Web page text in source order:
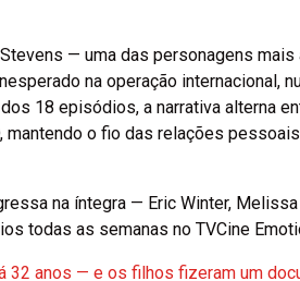
— uma das personagens
na operação internacional,
dos 18 episódios, a narrativa alterna
mantendo o fio das relações
na íntegra — Eric Winter,
todas as semanas no TVCine
32 anos — e os filhos fizeram um